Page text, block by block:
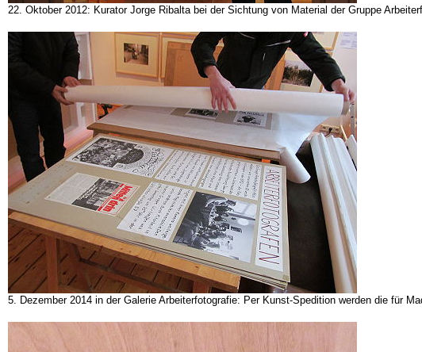
22. Oktober 2012: Kurator Jorge Ribalta bei der Sichtung von Material der Gruppe
5. Dezember 2014 in der Galerie Arbeiterfotografie: Per Kunst-Spedition werden die für